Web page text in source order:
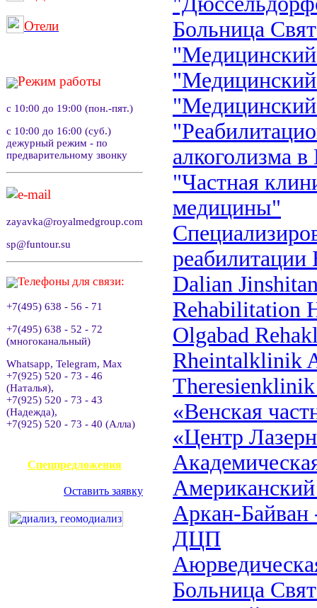
Отели
Режим работы
с 10:00 до 19:00 (пон.-пят.)
с 10:00 до 16:00 (суб.)
дежурный режим - по
предварительному звонку
e-mail
zayavka@royalmedgroup.com
sp@funtour.su
Телефоны для связи:
+7(495) 638 - 56 - 71
+7(495) 638 - 52 - 72
(многоканальный)
Whatsapp, Telegram, Max
+7(925) 520 - 73 - 46
(Наталья),
+7(925) 520 - 73 - 43
(Надежда),
+7(925) 520 - 73 - 40 (Алла)
Спецпредложения
Оставить заявку
Больница
алкоголизма
"Частная
медицины"
реабилитации
Dalian
Rehabilitation
Olgabad
Rheintalklinik
«Венская
«Центр
Аркан-Байван
ДЦП
Больница